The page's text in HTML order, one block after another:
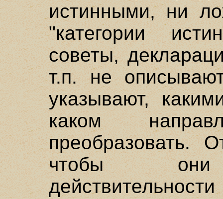
истинными, ни
"категории
советы,
т.п. не
указывают,
каком
преобразовать.
чтобы они